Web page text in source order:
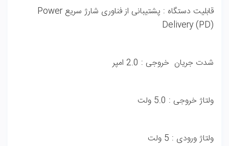
قابلیت دستگاه : پشتیبانی از فناوری شارژ سریع Power
Delivery (PD)
شدت جریان خروجی : 2.0 امپر
ولتاژ خروجی : 5.0 ولت
ولتاژ ورودی : 5 ولت